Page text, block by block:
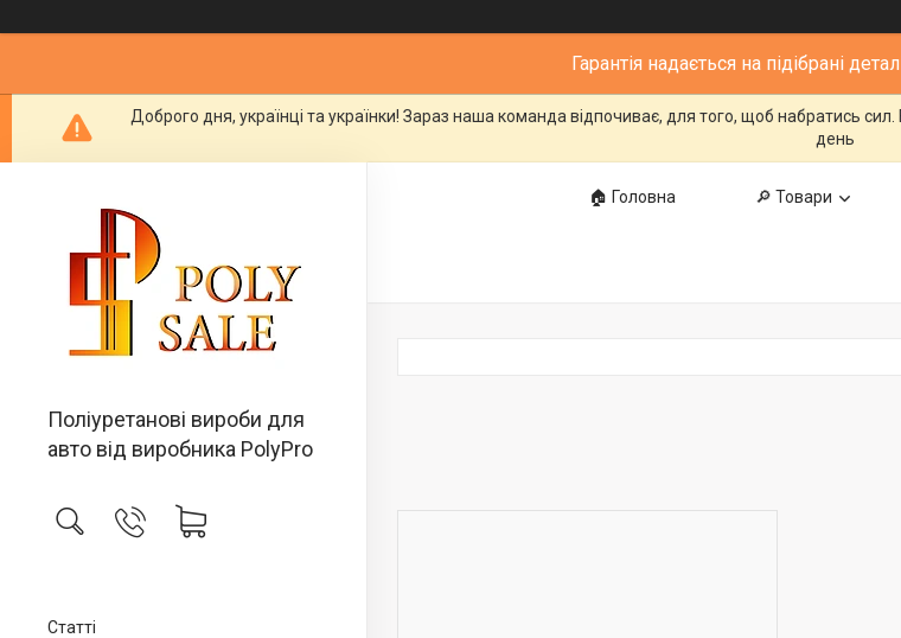
Гарантія надається на підібрані
Доброго дня, українці та українки! Зараз наша команда відпочиває, для того, щоб набратись
день
Поліуретанові вироби для
авто від виробника PolyPro
Статті
🏠 Головна 🔎 Товари